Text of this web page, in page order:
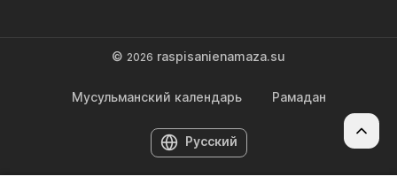
© 2026 raspisanienamaza.su
Мусульманский календарь Рамадан
Русский